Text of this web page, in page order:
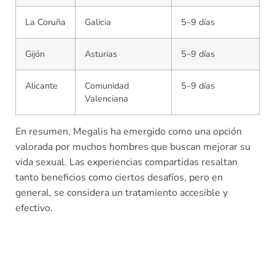
La Coruña Galicia 5–9 días
Gijón Asturias 5–9 días
Alicante
Comunidad
Valenciana
5–9 días
En resumen, Megalis ha emergido como una opción
valorada por muchos hombres que buscan mejorar su
vida sexual. Las experiencias compartidas resaltan
tanto beneficios como ciertos desafíos, pero en
general, se considera un tratamiento accesible y
efectivo.